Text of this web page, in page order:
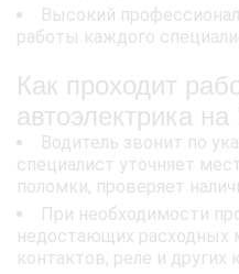
Высокий
работы каждого
Как проходит
автоэлектрика
Водитель звонит по
специалист уточняет
поломки, проверяет
При необходимости
недостающих расходных
контактов, реле и других